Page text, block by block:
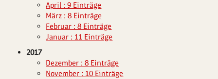
April : 9 Einträge
März : 8 Einträge
Februar : 8 Einträge
Januar : 11 Einträge
2017
Dezember : 8 Einträge
November : 10 Einträge